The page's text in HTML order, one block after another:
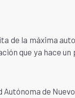
de la máxima
que ya hace un
de